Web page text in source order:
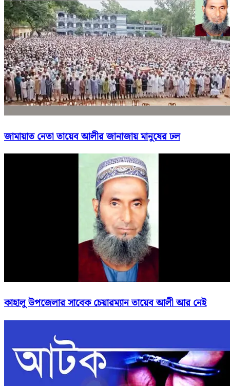
জামায়াত নেতা তায়েব আলীর জানাজায় মানুষের ঢল
কাহালু উপজেলার সাবেক চেয়ারম্যান তায়েব আলী আর নেই